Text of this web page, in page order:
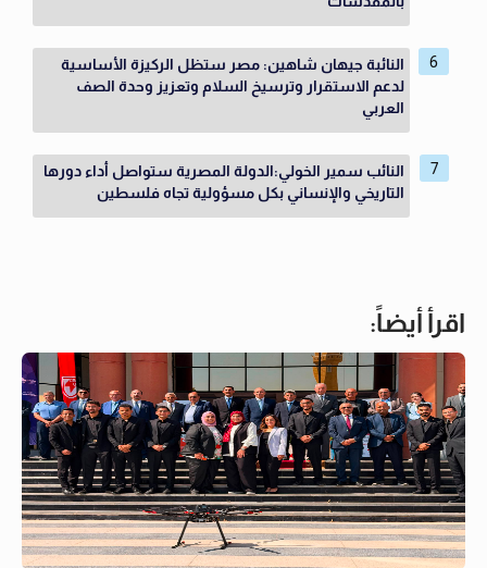
النائبة جيهان شاهين: مصر ستظل الركيزة الأساسية
لدعم الاستقرار وترسيخ السلام وتعزيز وحدة الصف
العربي
النائب سمير الخولي:الدولة المصرية ستواصل أداء دورها
التاريخي والإنساني بكل مسؤولية تجاه فلسطين
اقرأ أيضاً: